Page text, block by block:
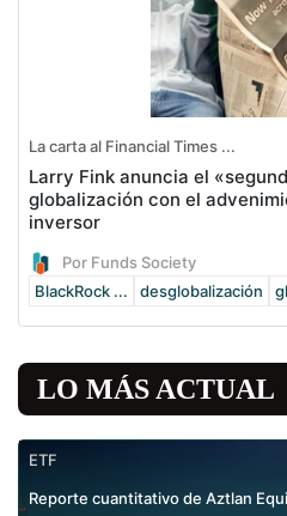
La carta al Financial Times ...
Larry Fink anuncia el
globalización con el
inversor
Por Funds Society
BlackRock ...
desglobalización
LO MÁS ACTUAL
ETF
Reporte cuantitativo de Aztlan